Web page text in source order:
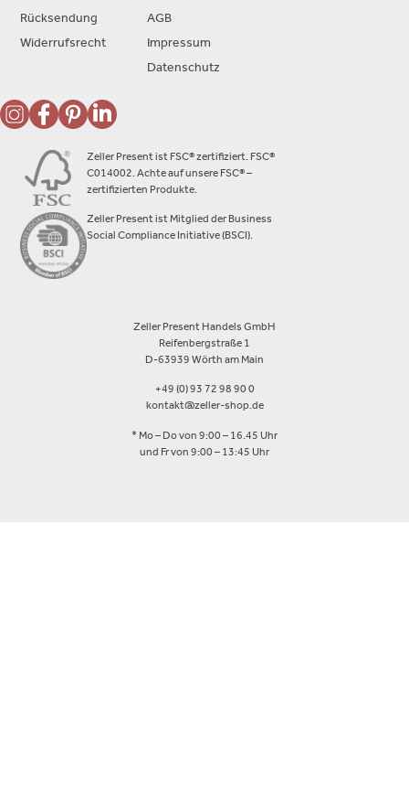
Zeller Present ist FSC® zertifiziert. FSC®
C014002. Achte auf unsere FSC® –
zertifizierten Produkte.
Zeller Present ist Mitglied der Business
Social Compliance Initiative (BSCI).
Zeller Present Handels GmbH
Reifenbergstraße 1
D-63939 Wörth am Main
+49 (0) 93 72 98 90 0
kontakt@zeller-shop.de
* Mo – Do von 9:00 – 16.45 Uhr
und Fr von 9:00 – 13:45 Uhr
Rücksendung
Widerrufsrecht
AGB
Impressum
Datenschutz